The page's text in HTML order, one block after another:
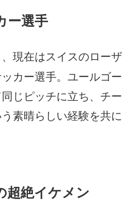
ー選手
現在はスイスのローザ
カー選手。ユールゴー
じピッチに立ち、チー
素晴らしい経験を共に
超絶イケメン